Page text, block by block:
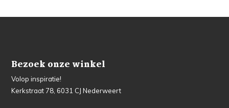
Bezoek onze winkel
Volop inspiratie!
Kerkstraat 78, 6031 CJ Nederweert